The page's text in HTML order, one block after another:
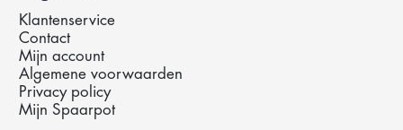
Klantenservice
Contact
Mijn account
Algemene voorwaarden
Privacy policy
Mijn Spaarpot